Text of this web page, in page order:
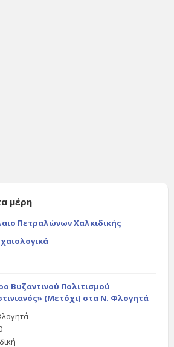
μέρη
Πετραλώνων Χαλκιδικής
Βυζαντινού Πολιτισμού
(Μετόχι) στα Ν. Φλογητά